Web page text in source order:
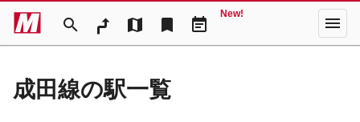
search map bookmark event_note
New! menu
成田線の駅一覧